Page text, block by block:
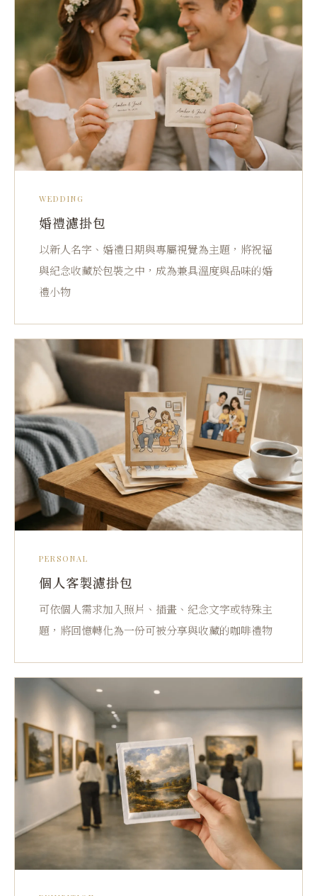
WEDDING
婚禮濾掛包
以新人名字、婚禮日期與專屬視覺為主題，將祝福
與紀念收藏於包裝之中，成為兼具溫度與品味的婚
禮小物
PERSONAL
個人客製濾掛包
可依個人需求加入照片、插畫、紀念文字或特殊主
題，將回憶轉化為一份可被分享與收藏的咖啡禮物